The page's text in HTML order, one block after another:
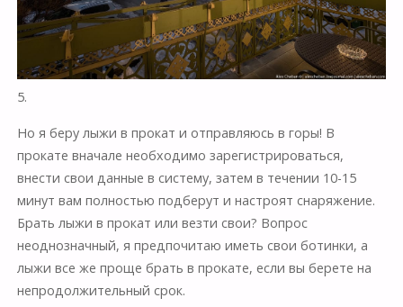
5.
Но я беру лыжи в прокат и отправляюсь в горы! В
прокате вначале необходимо зарегистрироваться,
внести свои данные в систему, затем в течении 10-15
минут вам полностью подберут и настроят снаряжение.
Брать лыжи в прокат или везти свои? Вопрос
неоднозначный, я предпочитаю иметь свои ботинки, а
лыжи все же проще брать в прокате, если вы берете на
непродолжительный срок.